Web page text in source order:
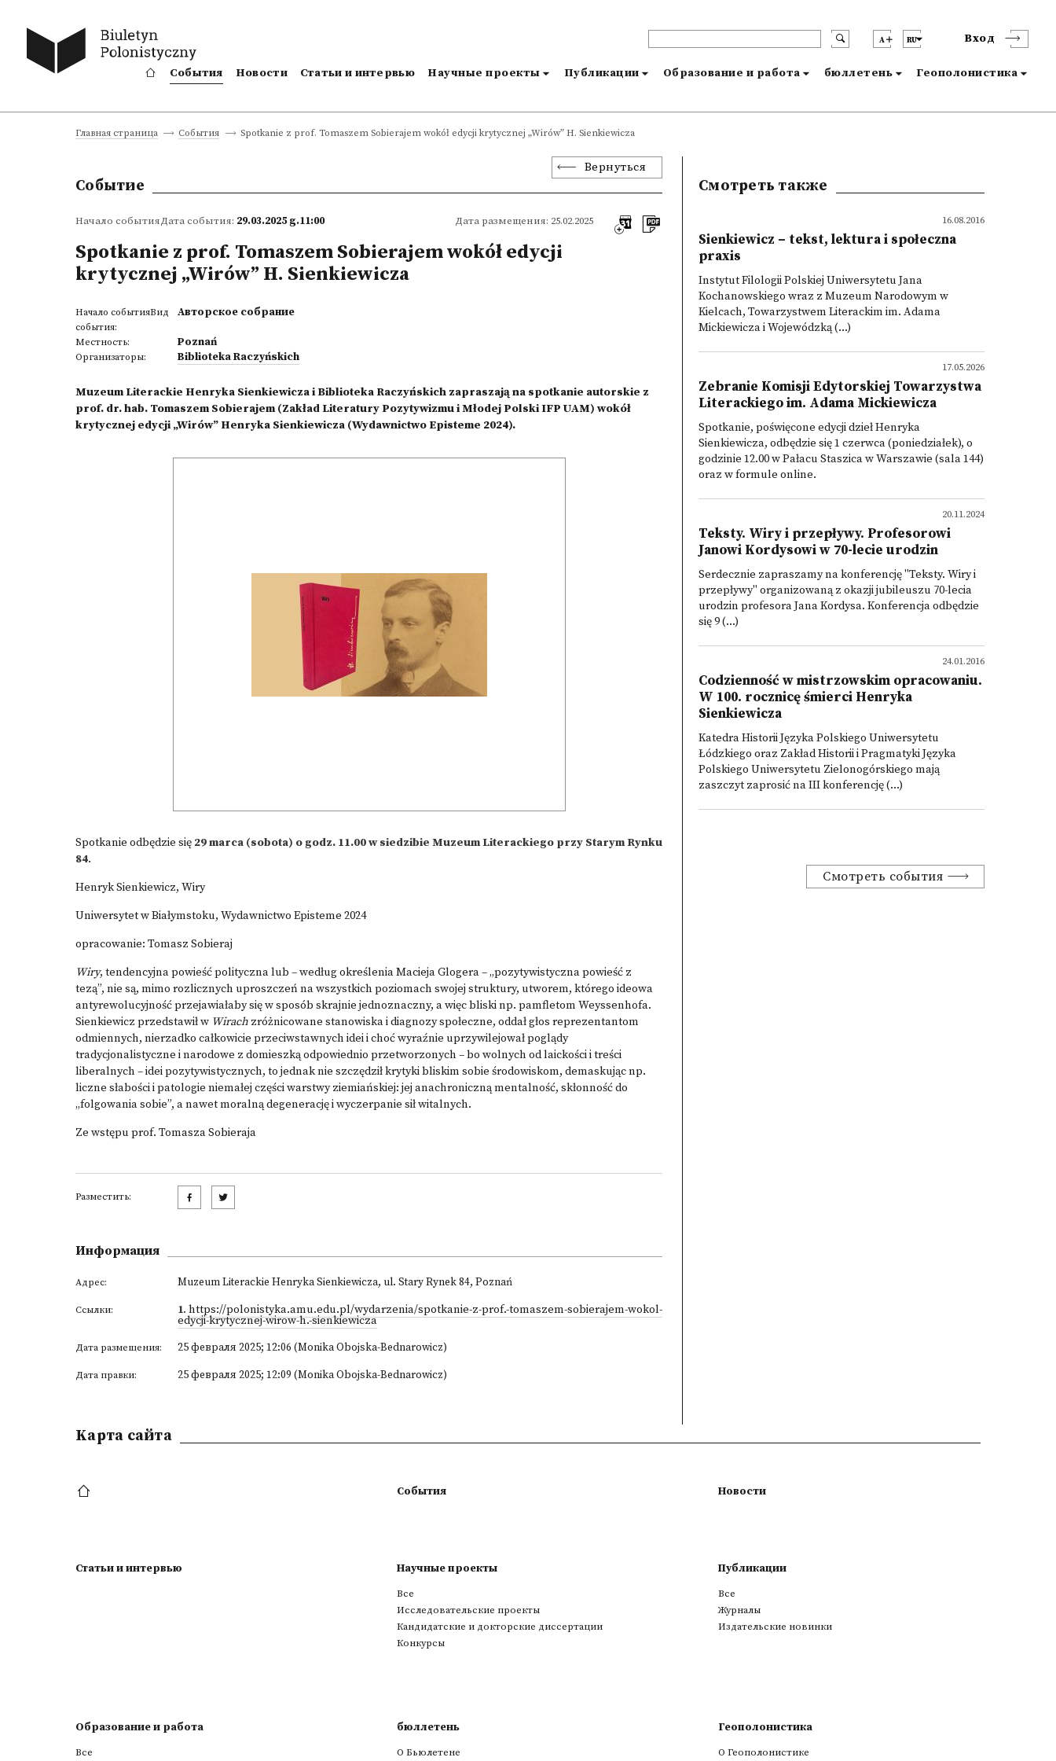
A RU Вход
События Новости Статьи и интервью Научные проекты Публикации Образование и работа бюллетень Геополонистика
Главная страница События Spotkanie z prof. Tomaszem Sobierajem wokół edycji krytycznej „Wirów” H. Sienkiewicza
Вернуться
Событие
Начало событияДата события: 29.03.2025 g.11:00 Дата размещения: 25.02.2025
Spotkanie z prof. Tomaszem Sobierajem wokół edycji
krytycznej „Wirów” H. Sienkiewicza
Начало событияВид
события:
Авторское собрание
Местность: Poznań
Организаторы: Biblioteka Raczyńskich
Muzeum Literackie Henryka Sienkiewicza i Biblioteka Raczyńskich zapraszają na spotkanie autorskie z
prof. dr. hab. Tomaszem Sobierajem (Zakład Literatury Pozytywizmu i Młodej Polski IFP UAM) wokół
krytycznej edycji „Wirów” Henryka Sienkiewicza (Wydawnictwo Episteme 2024).
Spotkanie odbędzie się 29 marca (sobota) o godz. 11.00 w siedzibie Muzeum Literackiego przy Starym Rynku
84.
Henryk Sienkiewicz, Wiry
Uniwersytet w Białymstoku, Wydawnictwo Episteme 2024
opracowanie: Tomasz Sobieraj
Wiry, tendencyjna powieść polityczna lub – według określenia Macieja Glogera – „pozytywistyczna powieść z
tezą”, nie są, mimo rozlicznych uproszczeń na wszystkich poziomach swojej struktury, utworem, którego ideowa
antyrewolucyjność przejawiałaby się w sposób skrajnie jednoznaczny, a więc bliski np. pamfletom Weyssenhofa.
Sienkiewicz przedstawił w Wirach zróżnicowane stanowiska i diagnozy społeczne, oddał głos reprezentantom
odmiennych, nierzadko całkowicie przeciwstawnych idei i choć wyraźnie uprzywilejował poglądy
tradycjonalistyczne i narodowe z domieszką odpowiednio przetworzonych – bo wolnych od laickości i treści
liberalnych – idei pozytywistycznych, to jednak nie szczędził krytyki bliskim sobie środowiskom, demaskując np.
liczne słabości i patologie niemałej części warstwy ziemiańskiej: jej anachroniczną mentalność, skłonność do
„folgowania sobie”, a nawet moralną degenerację i wyczerpanie sił witalnych.
Ze wstępu prof. Tomasza Sobieraja
Разместить:
Информация
Адрес: Muzeum Literackie Henryka Sienkiewicza, ul. Stary Rynek 84, Poznań
Ссылки: 1. https://polonistyka.amu.edu.pl/wydarzenia/spotkanie-z-prof.-tomaszem-sobierajem-wokol-
edycji-krytycznej-wirow-h.-sienkiewicza
Дата размещения: 25 февраля 2025; 12:06 (Monika Obojska-Bednarowicz)
Дата правки: 25 февраля 2025; 12:09 (Monika Obojska-Bednarowicz)
Смотреть также
16.08.2016
Sienkiewicz – tekst, lektura i społeczna
praxis
Instytut Filologii Polskiej Uniwersytetu Jana
Kochanowskiego wraz z Muzeum Narodowym w
Kielcach, Towarzystwem Literackim im. Adama
Mickiewicza i Wojewódzką (...)
17.05.2026
Zebranie Komisji Edytorskiej Towarzystwa
Literackiego im. Adama Mickiewicza
Spotkanie, poświęcone edycji dzieł Henryka
Sienkiewicza, odbędzie się 1 czerwca (poniedziałek), o
godzinie 12.00 w Pałacu Staszica w Warszawie (sala 144)
oraz w formule online.
20.11.2024
Teksty. Wiry i przepływy. Profesorowi
Janowi Kordysowi w 70-lecie urodzin
Serdecznie zapraszamy na konferencję "Teksty. Wiry i
przepływy" organizowaną z okazji jubileuszu 70-lecia
urodzin profesora Jana Kordysa. Konferencja odbędzie
się 9 (...)
24.01.2016
Codzienność w mistrzowskim opracowaniu.
W 100. rocznicę śmierci Henryka
Sienkiewicza
Katedra Historii Języka Polskiego Uniwersytetu
Łódzkiego oraz Zakład Historii i Pragmatyki Języka
Polskiego Uniwersytetu Zielonogórskiego mają
zaszczyt zaprosić na III konferencję (...)
Смотреть события
Kарта сайта
События Новости
Статьи и интервью Научные проекты
Все
Исследовательские проекты
Кандидатские и докторские диссертации
Конкурсы
Публикации
Все
Журналы
Издательские новинки
Образование и работа
Все
бюллетень
О Бьюлетене
Геополонистика
О Геополонистике